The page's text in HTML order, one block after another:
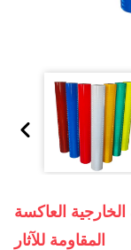
الخارجية العاكسة
المقاومة للآثار